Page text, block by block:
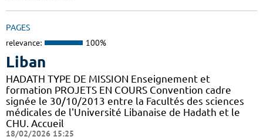
PAGES
relevance: 100%
Liban
HADATH TYPE DE MISSION Enseignement et
formation PROJETS EN COURS Convention cadre
signée le 30/10/2013 entre la Facultés des sciences
médicales de l'Université Libanaise de Hadath et le
CHU. Accueil
18/02/2026 15:25